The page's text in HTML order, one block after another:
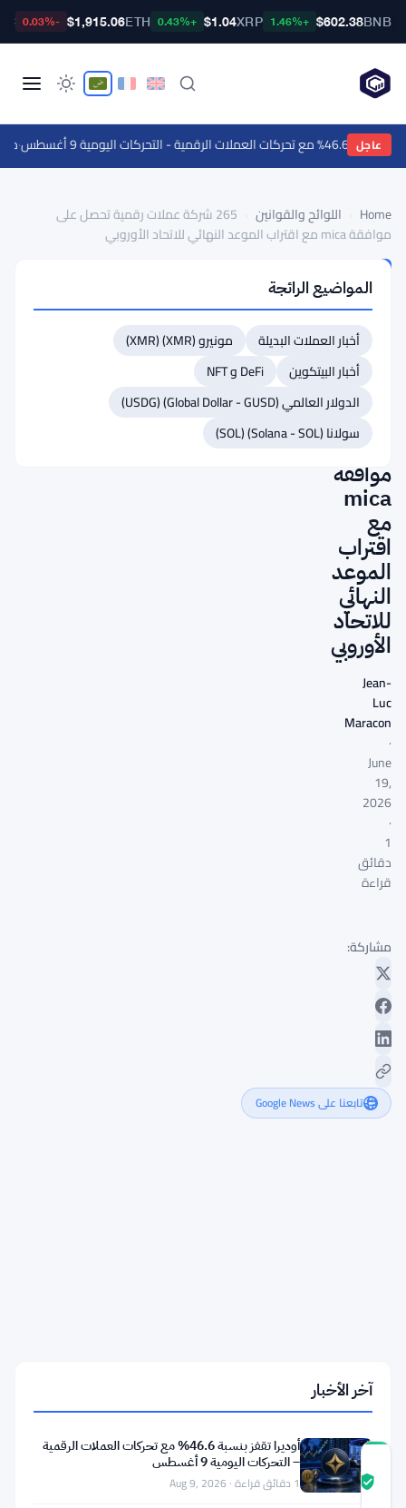
BNB
$602.38
+1.46%
XRP
$1.04
+0.43%
ETH
$1,915.06
-0.03%
عاجل
الرقمية - التحركات اليومية 9 أغسطس ·مجلس
Home اللوائح والقوانين
265 شركة عملات رقمية تحصل على
موافقة mica مع اقتراب الموعد النهائي للاتحاد الأوروبي
والقوانين
265
شركة
عملات
رقمية
تحصل
موافقة
mica
مع
اقتراب
الموعد
النهائي
للاتحاد
الأوروبي
Jean-
Luc
Maracon
·
June
19,
2026
·
1
دقائق
قراءة
مشاركة:
تابعنا على Google News
للاتحاد
الأوروبي
درجة
ثقة
موثّق
المواضيع الرائجة
أخبار العملات البديلة
مونيرو (XMR) (XMR)
أخبار البيتكوين
DeFi و NFT
الدولار العالمي (Global Dollar - GUSD) (USDG)
سولانا (Solana - SOL) (SOL)
آخر الأخبار
أوديرا تقفز بنسبة 46.6% مع تحركات العملات الرقمية
– التحركات اليومية 9 أغسطس
1 دقائق قراءة · Aug 9, 2026